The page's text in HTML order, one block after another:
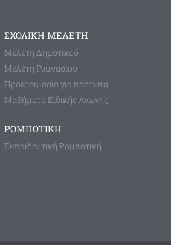
ΣΧΟΛΙΚΗ ΜΕΛΕΤΗ
Μελέτη Δημοτικού
Μελέτη Γυμνασίου
Προετοιμασία για πρότυπα
Μαθήματα Ειδικής Αγωγής
ΡΟΜΠΟΤΙΚΗ
Εκπαιδευτική Ρομποτική